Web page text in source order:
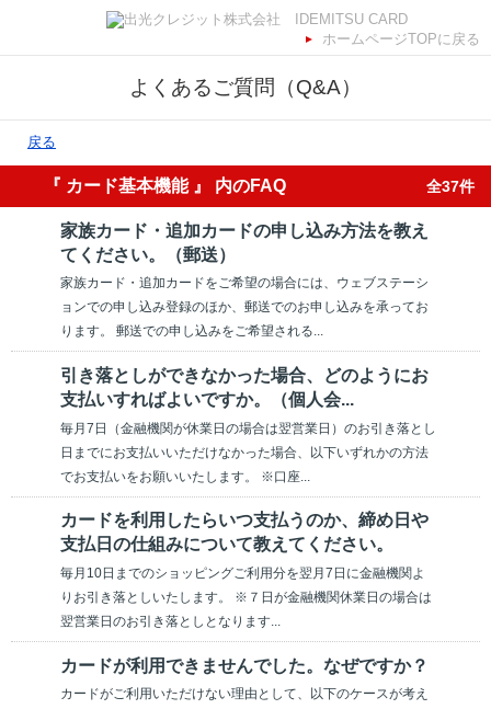
ホームページTOPに戻る
よくあるご質問（Q&A）
戻る
『 カード基本機能 』 内のFAQ 全37件
家族カード・追加カードの申し込み方法を教え
てください。（郵送）
家族カード・追加カードをご希望の場合には、ウェブステーシ
ョンでの申し込み登録のほか、郵送でのお申し込みを承ってお
ります。 郵送での申し込みをご希望される...
引き落としができなかった場合、どのようにお
支払いすればよいですか。（個人会...
毎月7日（金融機関が休業日の場合は翌営業日）のお引き落とし
日までにお支払いいただけなかった場合、以下いずれかの方法
でお支払いをお願いいたします。 ※口座...
カードを利用したらいつ支払うのか、締め日や
支払日の仕組みについて教えてください。
毎月10日までのショッピングご利用分を翌月7日に金融機関よ
りお引き落としいたします。 ※７日が金融機関休業日の場合は
翌営業日のお引き落としとなります...
カードが利用できませんでした。なぜですか？
カードがご利用いただけない理由として、以下のケースが考え